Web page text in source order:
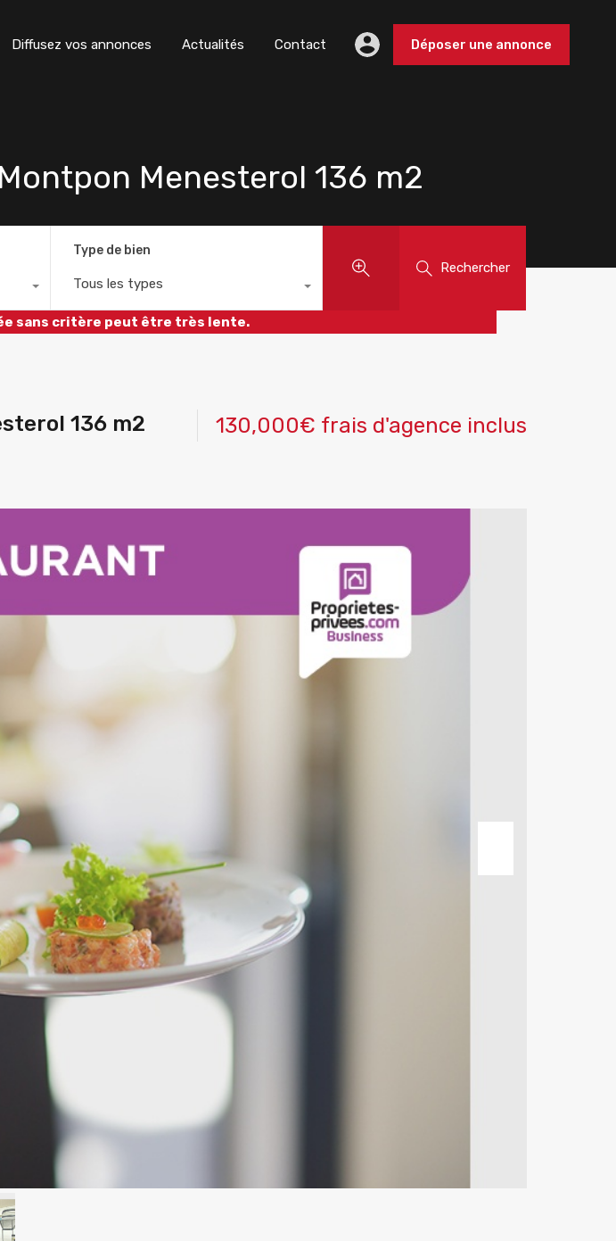
Diffusez vos annonces Actualités Contact Déposer une annonce
Menesterol 136 m2
Type de bien
Tous les types
Rechercher
sans critère peut être très lente.
136 m2 130,000€ frais d'agence inclus